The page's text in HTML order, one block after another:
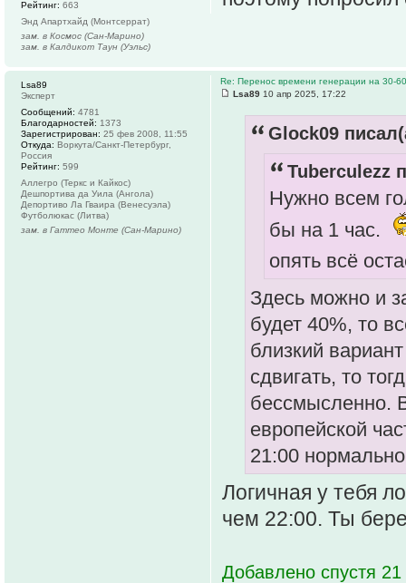
Рейтинг: 663
Энд Апартхайд (Монтсеррат)
зам. в Космос (Сан-Марино)
зам. в Калдикот Таун (Уэльс)
Re: Перенос времени генерации на 30-
Lsa89 10 апр 2025, 17:22
Glock09
Tuberculezz
Нужно всем
бы на 1 час.
опять всё
Здесь можно и
будет 40%, то
близкий
сдвигать, то
бессмысленно.
европейской
21:00
Логичная у тебя
чем 22:00. Ты
Добавлено спустя
Lsa89
Эксперт
Сообщений: 4781
Благодарностей: 1373
Зарегистрирован: 25 фев 2008, 11:55
Откуда: Воркута/Санкт-Петербург,
Россия
Рейтинг: 599
Аллегро (Теркс и Кайкос)
Дешпортива да Уила (Ангола)
Депортиво Ла Гваира (Венесуэла)
Футболюкас (Литва)
зам. в Гаттео Монте (Сан-Марино)